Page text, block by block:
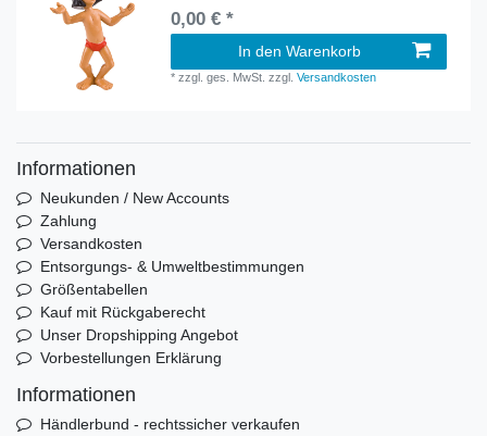
0,00 € *
In den Warenkorb
*zzgl. ges. MwSt. zzgl.Versandkosten
Informationen
Neukunden / New Accounts
Zahlung
Versandkosten
Entsorgungs- & Umweltbestimmungen
Größentabellen
Kauf mit Rückgaberecht
Unser Dropshipping Angebot
Vorbestellungen Erklärung
Informationen
Händlerbund - rechtssicher verkaufen